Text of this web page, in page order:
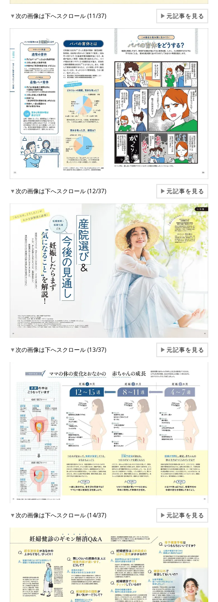
▼次の画像は下へスクロール (11/37) ▶元記事を見る
▼次の画像は下へスクロール (12/37) ▶元記事を見る
▼次の画像は下へスクロール (13/37) ▶元記事を見る
▼次の画像は下へスクロール (14/37) ▶元記事を見る